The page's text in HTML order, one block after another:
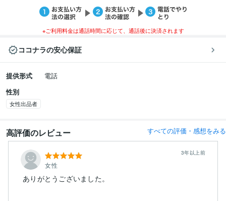
※ご利用料金は通話時間に応じて、通話後に決済されます
ココナラの安心保証
提供形式
電話
性別
女性出品者
高評価のレビュー すべての評価・感想をみる
女性
3年以上前
ありがとうございました。